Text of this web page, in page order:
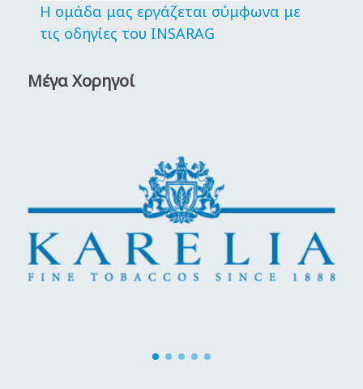
Η ομάδα μας εργάζεται σύμφωνα με
τις οδηγίες του INSARAG
Μέγα Χορηγοί